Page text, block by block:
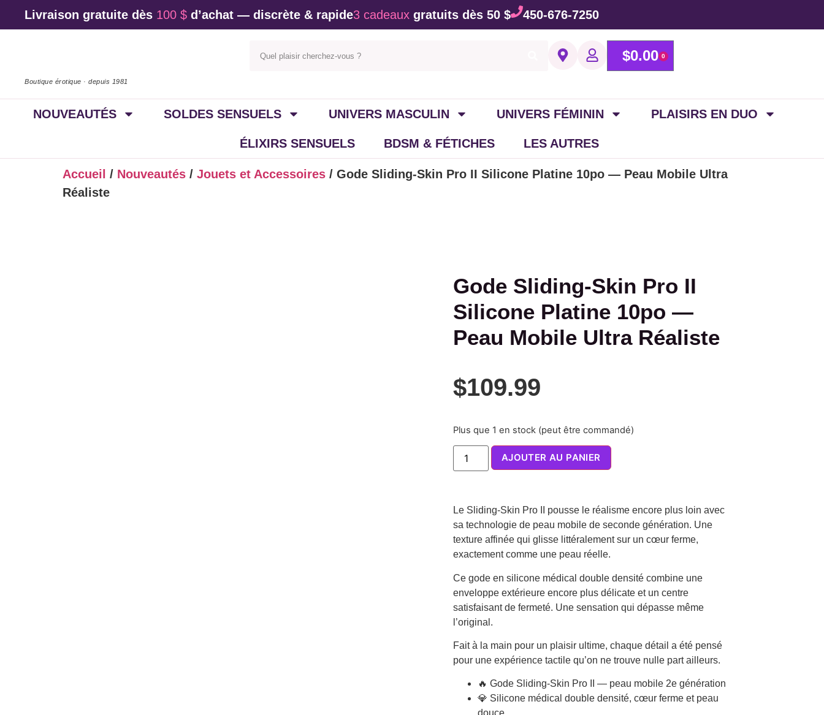
Livraison gratuite dès 100 $ d’achat — discrète & rapide3 cadeaux gratuits dès 50 $ 450-676-7250
Boutique érotique · depuis 1981
$0.00 0
NOUVEAUTÉS SOLDES SENSUELS UNIVERS MASCULIN UNIVERS FÉMININ PLAISIRS EN DUO
ÉLIXIRS SENSUELS BDSM & FÉTICHES LES AUTRES
Accueil / Nouveautés / Jouets et Accessoires / Gode Sliding-Skin Pro II Silicone Platine 10po — Peau Mobile Ultra
Réaliste
Gode Sliding-Skin Pro II
Silicone Platine 10po —
Peau Mobile Ultra Réaliste
$109.99
Plus que 1 en stock (peut être commandé)
AJOUTER AU PANIER
Le Sliding-Skin Pro II pousse le réalisme encore plus loin avec
sa technologie de peau mobile de seconde génération. Une
texture affinée qui glisse littéralement sur un cœur ferme,
exactement comme une peau réelle.
Ce gode en silicone médical double densité combine une
enveloppe extérieure encore plus délicate et un centre
satisfaisant de fermeté. Une sensation qui dépasse même
l’original.
Fait à la main pour un plaisir ultime, chaque détail a été pensé
pour une expérience tactile qu’on ne trouve nulle part ailleurs.
🔥 Gode Sliding-Skin Pro II — peau mobile 2e génération
💎 Silicone médical double densité, cœur ferme et peau